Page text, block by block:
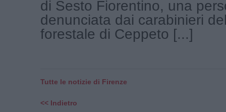
di Sesto Fiorentino, una
denunciata dai carabinieri
forestale di Ceppeto [...]
Tutte le notizie di Firenze
<< Indietro